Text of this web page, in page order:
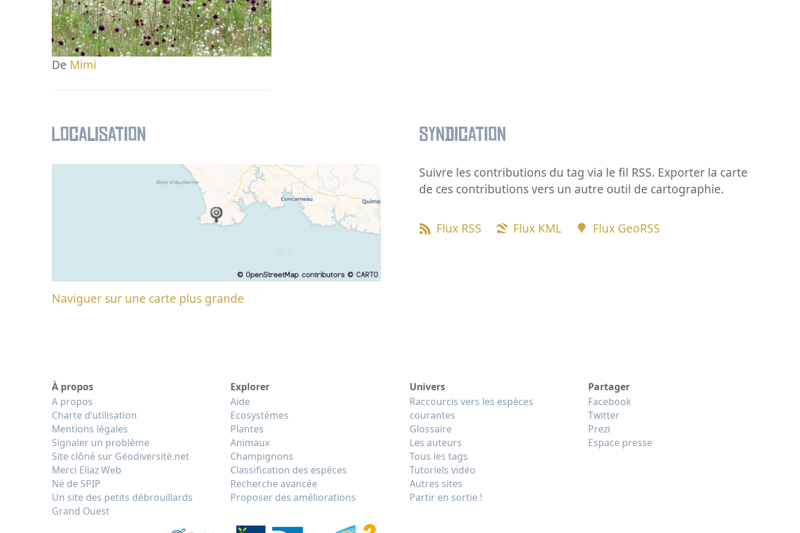
De Mimi
Localisation
Naviguer sur une carte plus grande
Syndication
Suivre les contributions du tag via le fil RSS. Exporter la carte
de ces contributions vers un autre outil de cartographie.
Flux RSS Flux KML Flux GeoRSS
À propos
A propos
Charte d’utilisation
Mentions légales
Signaler un problème
Site clôné sur Géodiversité.net
Merci Eliaz Web
Né de SPIP
Un site des petits débrouillards
Grand Ouest
Explorer
Aide
Ecosystèmes
Plantes
Animaux
Champignons
Classification des espèces
Recherche avancée
Proposer des améliorations
Univers
Raccourcis vers les espèces
courantes
Glossaire
Les auteurs
Tous les tags
Tutoriels vidéo
Autres sites
Partir en sortie !
Partager
Facebook
Twitter
Prezi
Espace presse